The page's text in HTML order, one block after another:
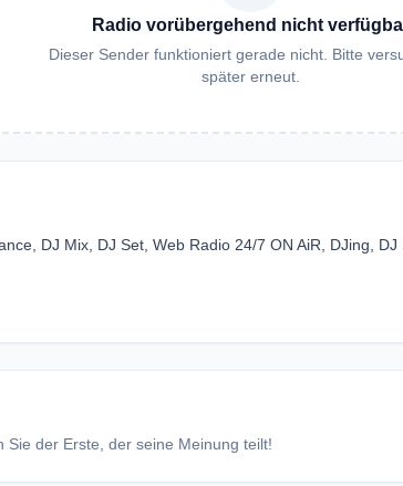
Radio vorübergehend nicht
Dieser Sender funktioniert gerade nicht. Bitte
später erneut.
DJ Mix, DJ Set, Web Radio 24/7 ON AiR, DJing, DJ
Sie der Erste, der seine Meinung teilt!